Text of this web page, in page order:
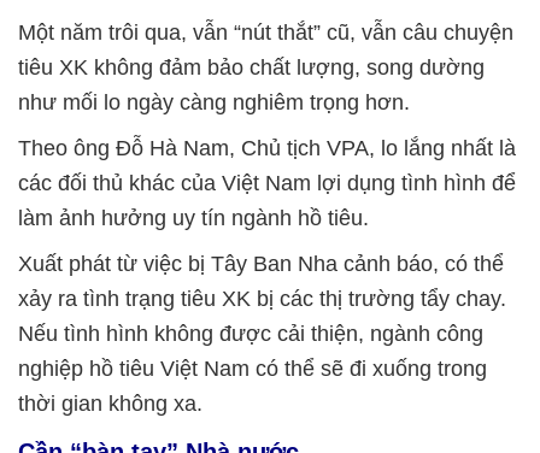
Một năm trôi qua, vẫn “nút thắt” cũ, vẫn câu chuyện
tiêu XK không đảm bảo chất lượng, song dường
như mối lo ngày càng nghiêm trọng hơn.
Theo ông Đỗ Hà Nam, Chủ tịch VPA, lo lắng nhất là
các đối thủ khác của Việt Nam lợi dụng tình hình để
làm ảnh hưởng uy tín ngành hồ tiêu.
Xuất phát từ việc bị Tây Ban Nha cảnh báo, có thể
xảy ra tình trạng tiêu XK bị các thị trường tẩy chay.
Nếu tình hình không được cải thiện, ngành công
nghiệp hồ tiêu Việt Nam có thể sẽ đi xuống trong
thời gian không xa.